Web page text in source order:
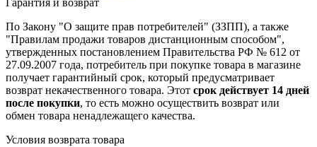
Гарантия и возврат
По Закону "О защите прав потребителей" (ЗЗПП), а также
"Правилам продажи товаров дистанционным способом",
утвержденных постановлением Правительства РФ № 612 от
27.09.2007 года, потребитель при покупке товара в магазине
получает гарантийный срок, который предусматривает
возврат некачественного товара. Этот срок действует 14 дней
после покупки, то есть можно осуществить возврат или
обмен товара ненадлежащего качества.
Условия возврата товара